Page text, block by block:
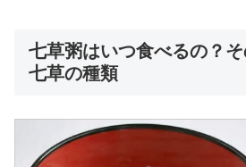
七草粥はいつ食べるの？
七草の種類